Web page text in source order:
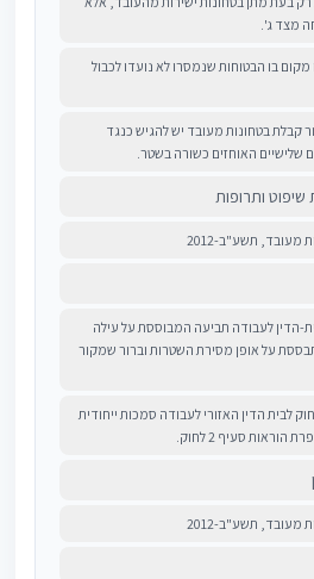
מצד ג'.
מקום בו הבטוחות שנמסרו לא נועדו לכבול
קבלת בטחונות מעובד יש להגיש כנגד
שלישיים האוחזים כשורה בשטר.
מעובד, תשע"ב-2012
הדין לעבודה תביעה המבוססת על עילה
על אופן מסירת השטרות וברור שמקור
הוראת סעיף 3 לחוק לבית הדין האזורי לעבודה סמכות ייחודית
סעיף 2 לחוק.
מעובד, תשע"ב-2012